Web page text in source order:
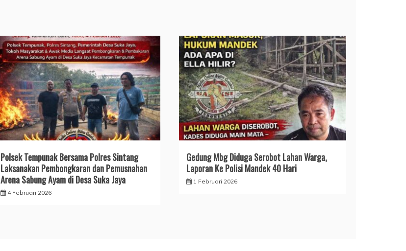
Polsek Tempunak Bersama Polres Sintang
Laksanakan Pembongkaran dan Pemusnahan
Arena Sabung Ayam di Desa Suka Jaya
4 Februari 2026
Gedung Mbg Diduga Serobot Lahan Warga,
Laporan Ke Polisi Mandek 40 Hari
1 Februari 2026